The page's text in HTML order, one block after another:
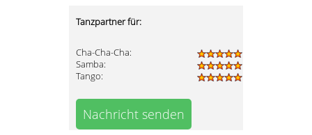
Tanzpartner für:
Cha-Cha-Cha:
Samba:
Tango:
Nachricht senden